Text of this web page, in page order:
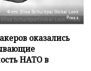
Фото: Elisa Schu/dpa/Global Look
Press
оказались
НАТО в